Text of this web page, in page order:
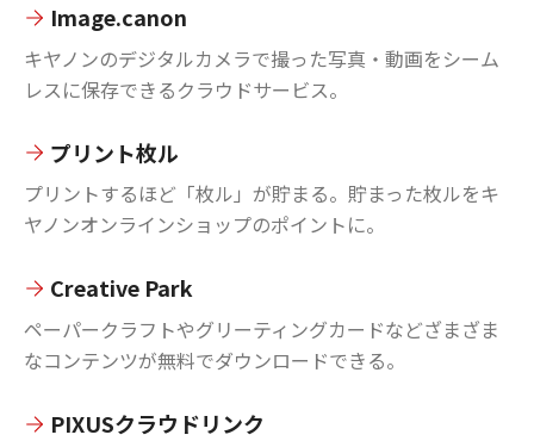
Image.canon
キヤノンのデジタルカメラで撮った写真・動画をシーム
レスに保存できるクラウドサービス。
プリント枚ル
プリントするほど「枚ル」が貯まる。貯まった枚ルをキ
ヤノンオンラインショップのポイントに。
Creative Park
ペーパークラフトやグリーティングカードなどざまざま
なコンテンツが無料でダウンロードできる。
PIXUSクラウドリンク